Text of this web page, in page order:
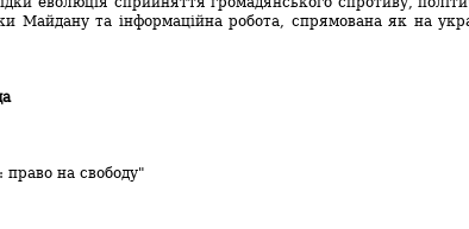
Майдану та інформаційна робота, спрямована як на
право на свободу"